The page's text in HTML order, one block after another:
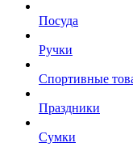
Посуда
Ручки
Спортивные
Праздники
Сумки